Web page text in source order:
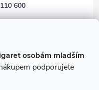
osobám mladším
podporujete
600
cigarety.cz